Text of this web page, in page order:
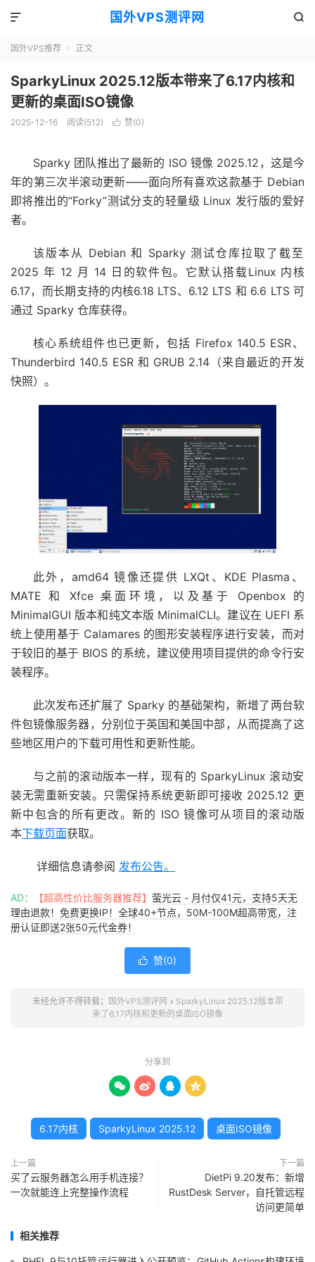
国外VPS测评网 

国外VPS推荐  正文
SparkyLinux 2025.12版本带来了6.17内核和
更新的桌面ISO镜像
2025-12-16 阅读(512)  赞(0)
Sparky 团队推出了最新的 ISO 镜像 2025.12，这是今
年的第三次半滚动更新——面向所有喜欢这款基于 Debian
即将推出的“Forky”测试分支的轻量级 Linux 发行版的爱好
者。
该版本从 Debian 和 Sparky 测试仓库拉取了截至
2025 年 12 月 14 日的软件包。它默认搭载Linux 内核
6.17，而长期支持的内核6.18 LTS、6.12 LTS 和 6.6 LTS 可
通过 Sparky 仓库获得。
核心系统组件也已更新，包括 Firefox 140.5 ESR、
Thunderbird 140.5 ESR 和 GRUB 2.14（来自最近的开发
快照）。
此外，amd64 镜像还提供 LXQt、KDE ​​Plasma、
MATE 和 Xfce 桌面环境，以及基于 Openbox 的
MinimalGUI 版本和纯文本版 MinimalCLI。建议在 UEFI 系
统上使用基于 Calamares 的图形安装程序进行安装，而对
于较旧的基于 BIOS 的系统，建议使用项目提供的命令行安
装程序。
此次发布还扩展了 Sparky 的基础架构，新增了两台软
件包镜像服务器，分别位于英国和美国中部，从而提高了这
些地区用户的下载可用性和更新性能。
与之前的滚动版本一样，现有的 SparkyLinux 滚动安
装无需重新安装。只需保持系统更新即可接收 2025.12 更
新中包含的所有更改。新的 ISO 镜像可从项目的滚动版
本下载页面获取。
详细信息请参阅 发布公告。
AD： 【超高性价比服务器推荐】 萤光云 - 月付仅41元，支持5天无
理由退款！免费更换IP！全球40+节点，50M-100M超高带宽，注
册认证即送2张50元代金券！
 赞(0)
未经允许不得转载； 国外VPS测评网 » SparkyLinux 2025.12版本带
来了6.17内核和更新的桌面ISO镜像
分享到
   
6.17内核 SparkyLinux 2025.12 桌面ISO镜像
上一篇
买了云服务器怎么用手机连接？
一次就能连上完整操作流程
下一篇
DietPi 9.20发布：新增
RustDesk Server，自托管远程
访问更简单
相关推荐